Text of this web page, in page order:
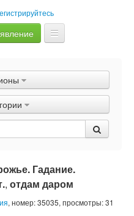
Гадание.
, отдам даром
, номер: 35035, просмотры: 31